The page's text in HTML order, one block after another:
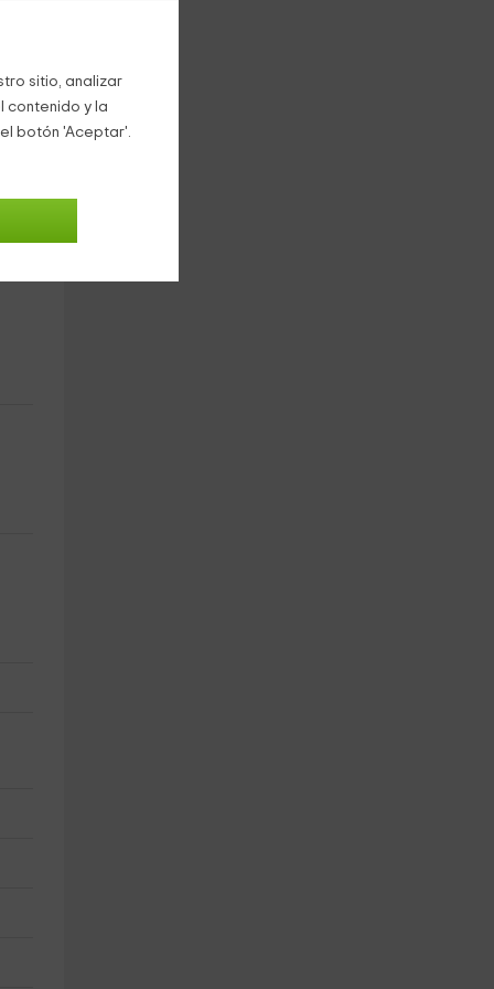
sitio, analizar
contenido y la
botón 'Aceptar'.